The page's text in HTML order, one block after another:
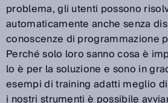
problema, gli utenti possono
automaticamente anche senza
conoscenze di programmazione
Perché solo loro sanno cosa è
lo è per la soluzione e sono in
esempi di training adatti meglio
i nostri strumenti è possibile